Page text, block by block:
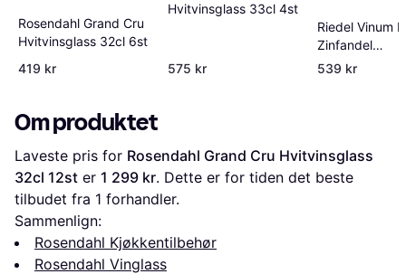
Rosendahl Grand Cru
Hvitvinsglass 32cl 6st
419 kr
Hvitvinsglass 33cl 4st
575 kr
Riedel Vinum
Zinfandel
Hvitvinsglass,
539 kr
Om produktet
Laveste pris for Rosendahl Grand Cru Hvitvinsglass
32cl 12st er 1 299 kr. Dette er for tiden det beste
tilbudet fra 1 forhandler.
Sammenlign:
Rosendahl Kjøkkentilbehør
Rosendahl Vinglass